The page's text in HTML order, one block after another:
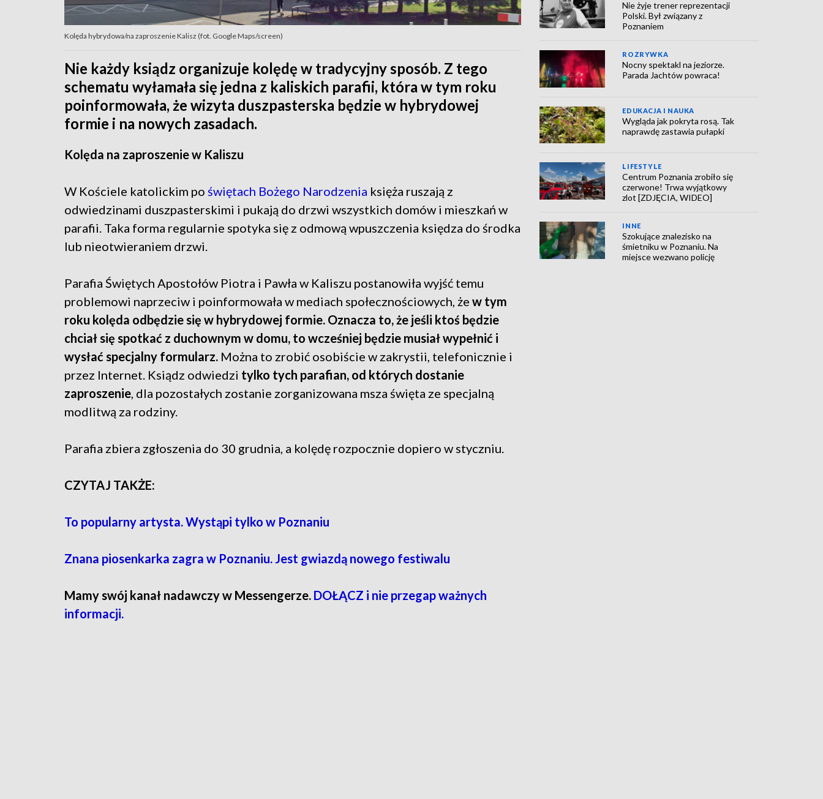
Kolęda hybrydowa/na zaproszenie Kalisz (fot. Google Maps/screen)
Nie każdy ksiądz organizuje kolędę w tradycyjny sposób. Z tego
schematu wyłamała się jedna z kaliskich parafii, która w tym roku
poinformowała, że wizyta duszpasterska będzie w hybrydowej
formie i na nowych zasadach.
Kolęda na zaproszenie w Kaliszu
W Kościele katolickim po świętach Bożego Narodzenia księża ruszają z
odwiedzinami duszpasterskimi i pukają do drzwi wszystkich domów i mieszkań w
parafii. Taka forma regularnie spotyka się z odmową wpuszczenia księdza do środka
lub nieotwieraniem drzwi.
Parafia Świętych Apostołów Piotra i Pawła w Kaliszu postanowiła wyjść temu
problemowi naprzeciw i poinformowała w mediach społecznościowych, że w tym
roku kolęda odbędzie się w hybrydowej formie. Oznacza to, że jeśli ktoś będzie
chciał się spotkać z duchownym w domu, to wcześniej będzie musiał wypełnić i
wysłać specjalny formularz. Można to zrobić osobiście w zakrystii, telefonicznie i
przez Internet. Ksiądz odwiedzi tylko tych parafian, od których dostanie
zaproszenie, dla pozostałych zostanie zorganizowana msza święta ze specjalną
modlitwą za rodziny.
Parafia zbiera zgłoszenia do 30 grudnia, a kolędę rozpocznie dopiero w styczniu.
CZYTAJ TAKŻE:
To popularny artysta. Wystąpi tylko w Poznaniu
Znana piosenkarka zagra w Poznaniu. Jest gwiazdą nowego festiwalu
Mamy swój kanał nadawczy w Messengerze. DOŁĄCZ i nie przegap ważnych
informacji.
Nie żyje trener reprezentacji
Polski. Był związany z
Poznaniem
ROZRYWKA
Nocny spektakl na jeziorze.
Parada Jachtów powraca!
EDUKACJA I NAUKA
Wygląda jak pokryta rosą. Tak
naprawdę zastawia pułapki
LIFESTYLE
Centrum Poznania zrobiło się
czerwone! Trwa wyjątkowy
zlot [ZDJĘCIA, WIDEO]
INNE
Szokujące znalezisko na
śmietniku w Poznaniu. Na
miejsce wezwano policję